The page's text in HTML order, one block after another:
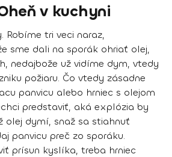
v kuchyni
Robíme tri veci naraz,
sme dali na sporák ohriať olej,
nedajbože už vidíme dym, vtedy
požiaru. Čo vtedy zásadne
panvicu alebo hrniec s olejom
predstaviť, aká explózia by
olej dymí, snaž sa stiahnuť
panvicu preč zo sporáku.
prísun kyslíka, treba hrniec